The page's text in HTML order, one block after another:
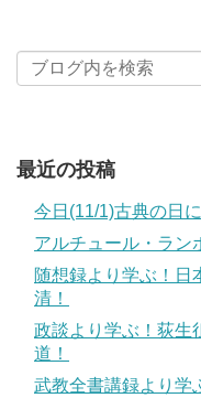
最近の投稿
今日(11/1)古典の日
アルチュール・ラン
随想録より学ぶ！日
清！
政談より学ぶ！荻生
道！
武教全書講録より学